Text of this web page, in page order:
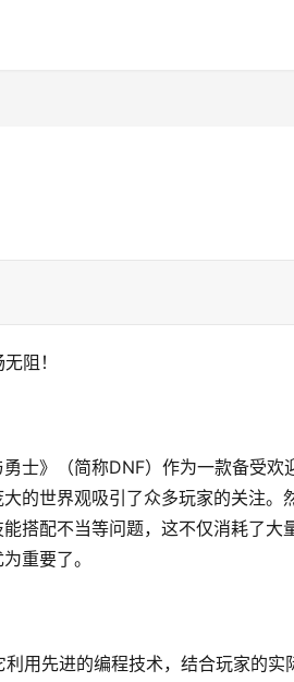
阻！
士》（简称DNF）作为一款备受欢
的世界观吸引了众多玩家的关注。
搭配不当等问题，这不仅消耗了大
重要了。
用先进的编程技术，结合玩家的实